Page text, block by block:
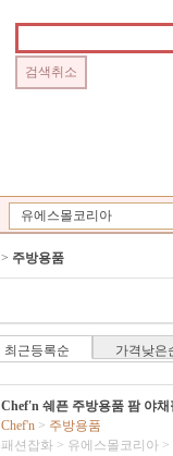
유에스몰코리아
> 주방용품
최근등록순 가격낮은
Chef'n 쉐픈 주방용품 팜 야
Chef'n > 주방용품
패션잡화 > 유에스몰코리아 >